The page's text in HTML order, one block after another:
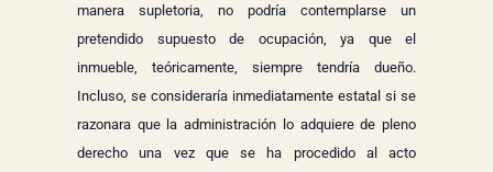
manera supletoria, no podría contemplarse un
pretendido supuesto de ocupación, ya que el
inmueble, teóricamente, siempre tendría dueño.
Incluso, se consideraría inmediatamente estatal si se
razonara que la administración lo adquiere de pleno
derecho una vez que se ha procedido al acto